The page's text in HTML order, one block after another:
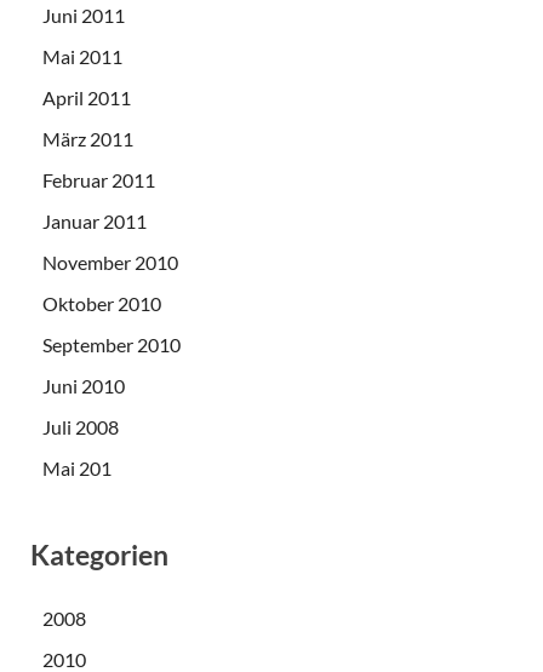
Juni 2011
Mai 2011
April 2011
März 2011
Februar 2011
Januar 2011
November 2010
Oktober 2010
September 2010
Juni 2010
Juli 2008
Mai 201
Kategorien
2008
2010